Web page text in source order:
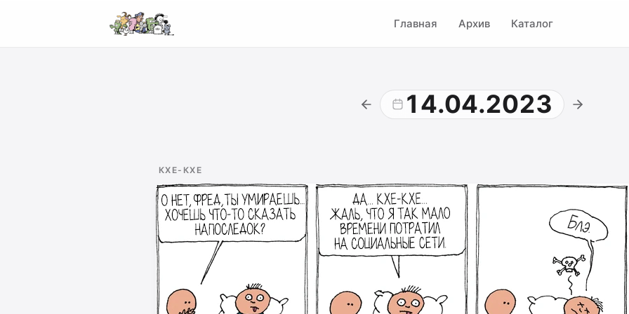
Главная Архив Каталог
14.04.2023
КХЕ-КХЕ